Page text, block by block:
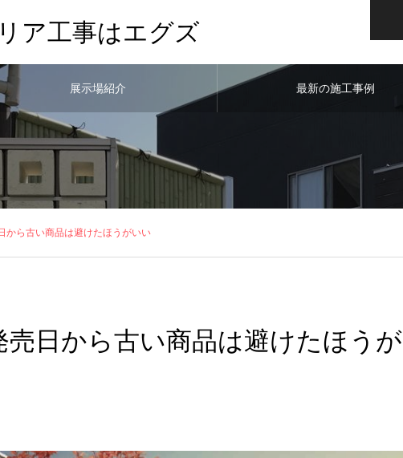
ア工事はエグズ
展示場紹介 最新の施工事例
から古い商品は避けたほうがいい
日から古い商品は避けたほうが